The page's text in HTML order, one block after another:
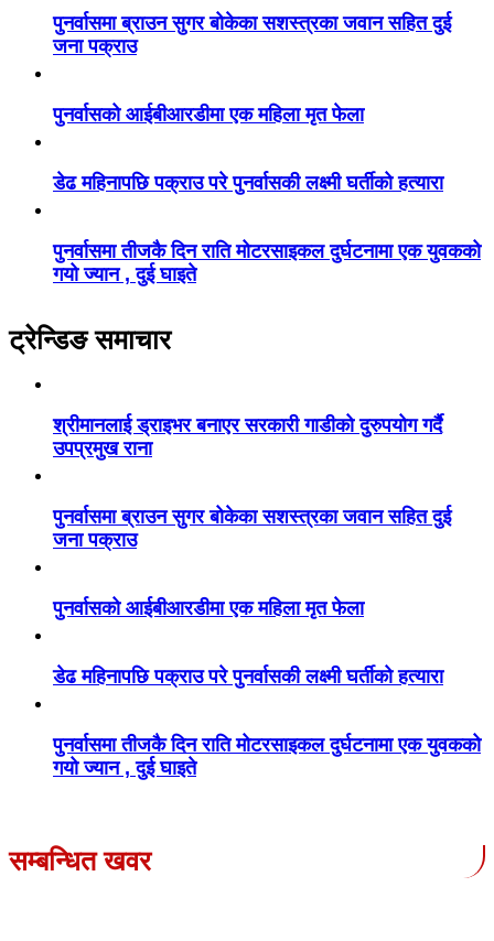
पुनर्वासमा ब्राउन सुगर बोकेका सशस्त्रका जवान सहित दुई
जना पक्राउ
पुनर्वासको आईबीआरडीमा एक महिला मृत फेला
डेढ महिनापछि पक्राउ परे पुनर्वासकी लक्ष्मी घर्तीको हत्यारा
पुनर्वासमा तीजकै दिन राति मोटरसाइकल दुर्घटनामा एक युवकको
गयो ज्यान , दुई घाइते
ट्रेन्डिङ समाचार
श्रीमानलाई ड्राइभर बनाएर सरकारी गाडीको दुरुपयोग गर्दै
उपप्रमुख राना
पुनर्वासमा ब्राउन सुगर बोकेका सशस्त्रका जवान सहित दुई
जना पक्राउ
पुनर्वासको आईबीआरडीमा एक महिला मृत फेला
डेढ महिनापछि पक्राउ परे पुनर्वासकी लक्ष्मी घर्तीको हत्यारा
पुनर्वासमा तीजकै दिन राति मोटरसाइकल दुर्घटनामा एक युवकको
गयो ज्यान , दुई घाइते
सम्बन्धित खवर